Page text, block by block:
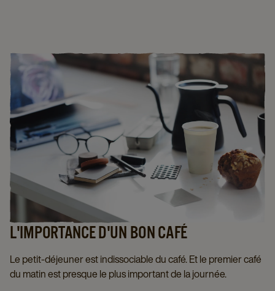
L'IMPORTANCE D'UN BON CAFÉ
Le petit-déjeuner est indissociable du café. Et le premier café
du matin est presque le plus important de la journée.